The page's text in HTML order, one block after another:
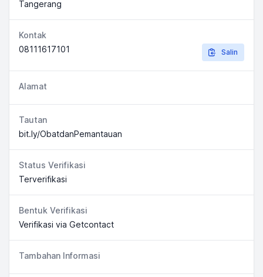
Tangerang
Kontak
08111617101
Salin
Alamat
Tautan
bit.ly/ObatdanPemantauan
Status Verifikasi
Terverifikasi
Bentuk Verifikasi
Verifikasi via Getcontact
Tambahan Informasi